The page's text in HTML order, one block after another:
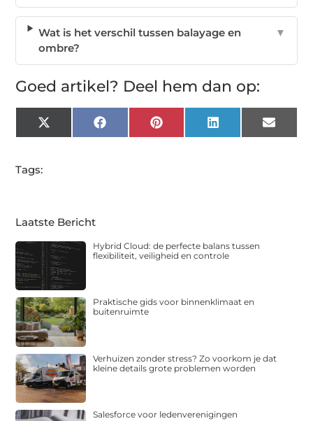
Wat is het verschil tussen balayage en
ombre?
▼
Goed artikel? Deel hem dan op:
X
(Twitter)
FacebookPinterest LinkedIn Email
Tags:
Laatste Bericht
Hybrid Cloud: de perfecte balans tussen
flexibiliteit, veiligheid en controle
Praktische gids voor binnenklimaat en
buitenruimte
Verhuizen zonder stress? Zo voorkom je dat
kleine details grote problemen worden
Salesforce voor ledenverenigingen